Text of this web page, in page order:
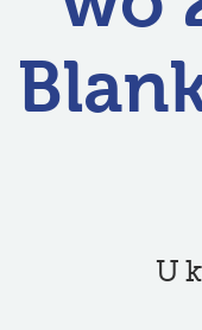
U